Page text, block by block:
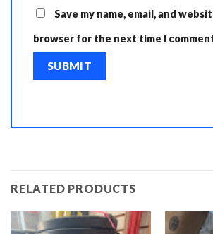
Save my name, email, and
browser for the next time I
RELATED PRODUCTS